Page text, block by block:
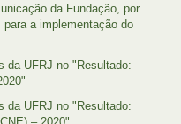
da Fundação, por
a implementação do
da UFRJ no "Resultado:
da UFRJ no "Resultado: